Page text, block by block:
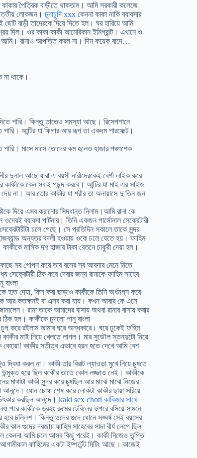
পৈত্রিক বাড়ীতে থাকতাম। আমি সরকারী কলেজে
লোকজন। চুদাচুদি xxx কেননা কাকা নাকি ব্যাবসার
বাড়ী তাদেরকে দিয়ে দিতে হল। ঘর হারিয়ে আমি
দিল। ওর কাকা কাকী আমেরিকান ইমিগ্রান্ট। এখানে ও
আমি। রানাও আপত্তি করল না। দিন কয়েক বাদে…
থাকে।
পারি। কিন্তু তাতেও সমস্যা আছে। রিসেপশানে
আন্টির যা ফিগার আর রূপ তা একদম পারফেক্ট।
মাসে মাসে তোদের কম হলেও হাজার পঞ্চাশেক
দুলাল আছে যারা এ বয়সী নারীদেরকেই বেশী লাইক করে
কেন সবাই পছন্দ করবে। আন্টির যা মাই এর সাইজ
না। আর তোর কাকীর যা শরীর তা অনায়াসে দু তিন জন
দিয়ে এসব করানোর সিদ্ধান্ত নিলাম।আমি রানা কে
ব্যাবসা পার্টনার। তিনি একজন পার্সোনাল সেক্রেটারী
চলে গেছে। সে প্রতিদিন সকালে তাকে সুন্দর
অন্যত্র বদলী হওয়ায় ওকে চলে যেতে হয়। ফাহিম
মাসিক দশ হাজার টাকা বেতনে চাকুরী দেয়া হল।
সব গোপন করে তার বসের সব আবদার মেনে নিতে
ঠিক করে দেবার জন্য রানাকে ফাহিম সাহেব
বাংলা
হাত দেয়া, কিস করা ছাড়াও কাকীকে তিনি অর্ধনগ্ন করে
আর কতক্ষনই বা এসব করা যায়। কখন আবার কে এসে
রানা তাকে আমাদের বাসায় অথবা রানার বাসায় করার
হল। কাকীকে চুদলো পানু বাংলা
চুপ করে রইলাম আমার ঘরে অন্ধকারে। ঘরে ঢুকেই ফহিম
কাকীর মাই নিয়ে খেলতে লাগল। মার সুডৌল স্তনদুটো নিয়ে
কাকীর সতীত্ব এভাবে হরন হতে দেখে আমি বেশ
দ্বিধা করল না। কাকী তার বিরাট ল্যাওড়া মুখে নিয়ে চুষতে
হয়ে ছিল কাকীর তাতে কোন লজ্জাও নেই। কাকীকে
মাথাটা কাকী সুন্দর করে চুষছিল আর মাঝে মাঝে নিজের
ধোন চোষা শেষ করে লোকটা কাকীর ছায়া সরিয়ে
করছিল আনন্দে। kaki sex choti কাকিমার সাথে
পরে কাকীকে ড্রইং রুমের টেবিলের উপরে বসিয়ে সামনে
হবে চল্লিশ। কিন্তু ওদের গুদে ধোনে সঙ্ঘর্ষ সেই বয়সের
কাল গুদের দরজায় ফাহিম সাহেবের সাদা বীর্য লেগে ছিল
কেননা আমি চলে আসব কিছু পরেই। কাকী নিজেও তৃপ্তি
ফাহিমের একটা ইম্পর্টেন্ট মিটিং আছে। কাজেই